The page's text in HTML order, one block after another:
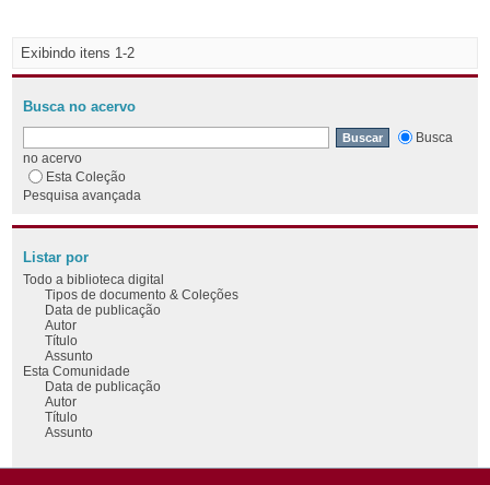
Exibindo itens 1-2
Busca no acervo
Busca
no acervo
Esta Coleção
Pesquisa avançada
Listar por
Todo a biblioteca digital
Tipos de documento & Coleções
Data de publicação
Autor
Título
Assunto
Esta Comunidade
Data de publicação
Autor
Título
Assunto